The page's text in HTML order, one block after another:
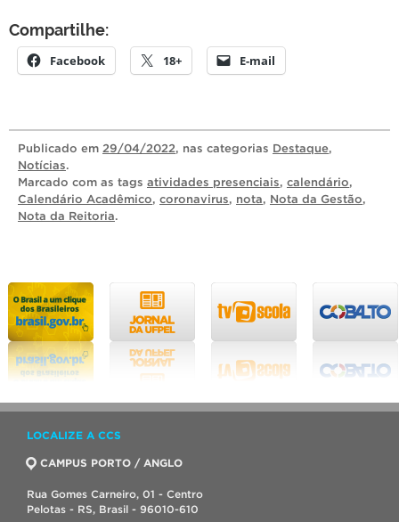
Compartilhe:
Facebook 18+ E-mail
Publicado em 29/04/2022, nas categorias Destaque,
Notícias.
Marcado com as tags atividades presenciais, calendário,
Calendário Acadêmico, coronavirus, nota, Nota da Gestão,
Nota da Reitoria.
LOCALIZE A CCS
CAMPUS PORTO / ANGLO
Rua Gomes Carneiro, 01 - Centro
Pelotas - RS, Brasil - 96010-610